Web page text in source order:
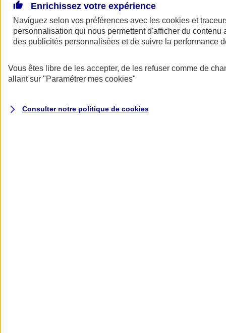
AXA Assurance
Enrichissez votre expérience
Naviguez selon vos préférences avec les cookies et
personnalisation qui nous permettent d'afficher du contenu
des publicités personnalisées et de suivre la performance
Vous êtes libre de les accepter, de les refuser comme de
allant sur "Paramétrer mes cookies"
Consulter notre politique de cookies